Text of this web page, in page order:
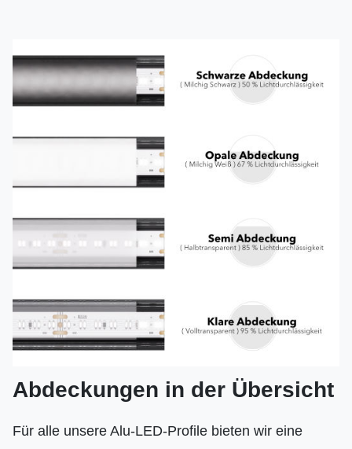
Abdeckungen in der Übersicht
Für alle unsere Alu-LED-Profile bieten wir eine